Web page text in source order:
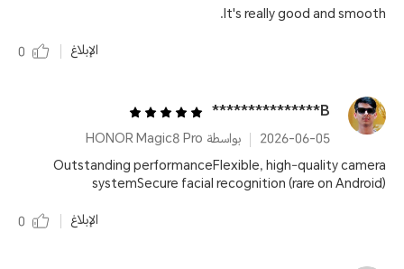
It's really good and smooth.
الإبلاغ
0
B***************
2026-06-05
بواسطة HONOR Magic8 Pro
Outstanding performanceFlexible, high‑quality camera
systemSecure facial recognition (rare on Android)
الإبلاغ
0